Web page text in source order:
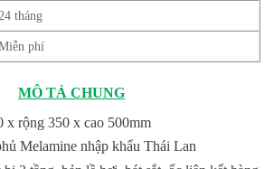
24 tháng
phí
MÔ TẢ CHUNG
x rộng 350 x cao 500mm
Melamine nhập khẩu Thái Lan